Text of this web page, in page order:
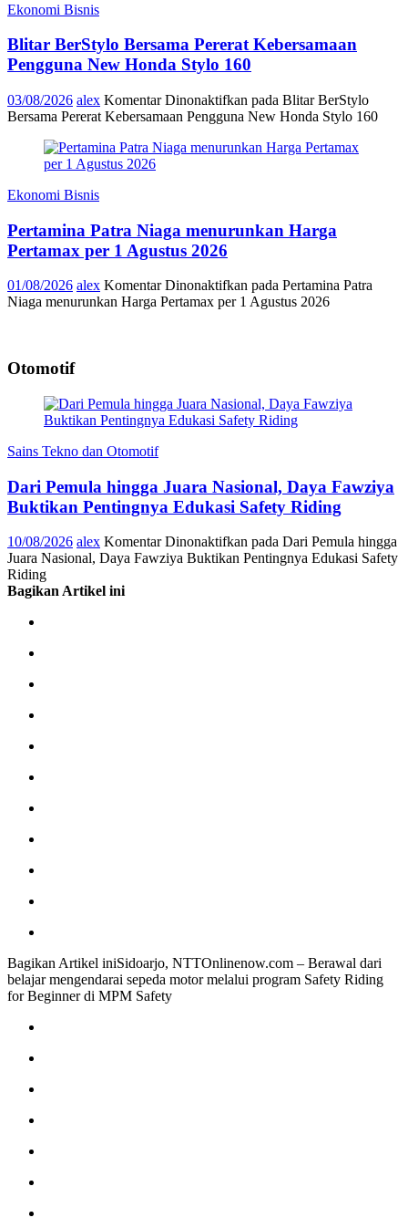
Ekonomi Bisnis
Blitar BerStylo Bersama Pererat Kebersamaan
Pengguna New Honda Stylo 160
03/08/2026 alex Komentar Dinonaktifkan pada Blitar BerStylo
Bersama Pererat Kebersamaan Pengguna New Honda Stylo 160
Ekonomi Bisnis
Pertamina Patra Niaga menurunkan Harga
Pertamax per 1 Agustus 2026
01/08/2026 alex Komentar Dinonaktifkan pada Pertamina Patra
Niaga menurunkan Harga Pertamax per 1 Agustus 2026
Otomotif
Sains Tekno dan Otomotif
Dari Pemula hingga Juara Nasional, Daya Fawziya
Buktikan Pentingnya Edukasi Safety Riding
10/08/2026 alex Komentar Dinonaktifkan pada Dari Pemula hingga
Juara Nasional, Daya Fawziya Buktikan Pentingnya Edukasi Safety
Riding
Bagikan Artikel ini
Bagikan Artikel iniSidoarjo, NTTOnlinenow.com – Berawal dari
belajar mengendarai sepeda motor melalui program Safety Riding
for Beginner di MPM Safety